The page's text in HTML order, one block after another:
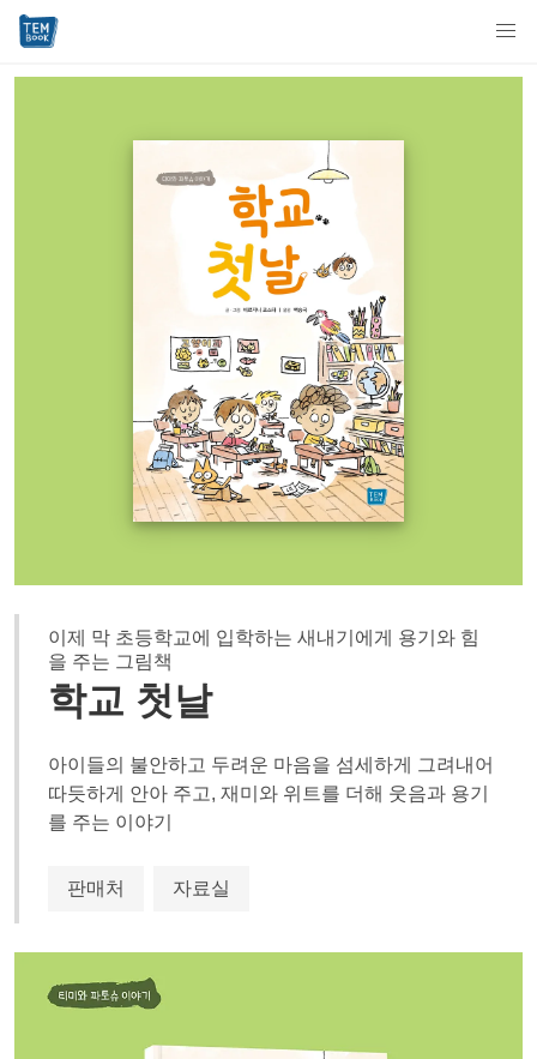
이제 막 초등학교에 입학하는 새내기에게 용기와 힘
을 주는 그림책
학교 첫날
아이들의 불안하고 두려운 마음을 섬세하게 그려내어
따듯하게 안아 주고, 재미와 위트를 더해 웃음과 용기
를 주는 이야기
판매처 자료실